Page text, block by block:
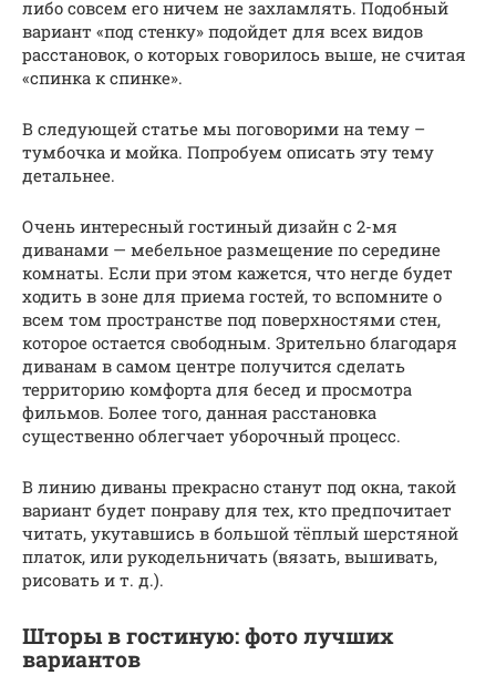
либо совсем его ничем не захламлять. Подобный
вариант «под стенку» подойдет для всех видов
расстановок, о которых говорилось выше, не считая
«спинка к спинке».
В следующей статье мы поговорими на тему –
тумбочка и мойка. Попробуем описать эту тему
детальнее.
Очень интересный гостиный дизайн с 2-мя
диванами — мебельное размещение по середине
комнаты. Если при этом кажется, что негде будет
ходить в зоне для приема гостей, то вспомните о
всем том пространстве под поверхностями стен,
которое остается свободным. Зрительно благодаря
диванам в самом центре получится сделать
территорию комфорта для бесед и просмотра
фильмов. Более того, данная расстановка
существенно облегчает уборочный процесс.
В линию диваны прекрасно станут под окна, такой
вариант будет понраву для тех, кто предпочитает
читать, укутавшись в большой тёплый шерстяной
платок, или рукодельничать (вязать, вышивать,
рисовать и т. д.).
Шторы в гостиную: фото лучших
вариантов